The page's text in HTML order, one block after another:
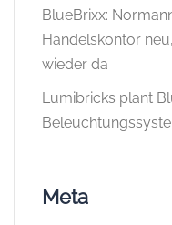
BlueBrixx:
Handelskontor
wieder da
Lumibricks plant
Meta